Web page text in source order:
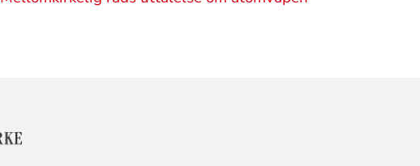
KONTAKTINFORMASJON